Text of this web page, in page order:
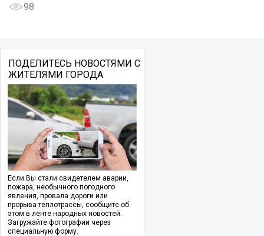
98
ПОДЕЛИТЕСЬ НОВОСТЯМИ С
ЖИТЕЛЯМИ ГОРОДА
Если Вы стали свидетелем аварии,
пожара, необычного погодного
явления, провала дороги или
прорыва теплотрассы, сообщите об
этом в ленте народных новостей.
Загружайте фотографии через
специальную форму.